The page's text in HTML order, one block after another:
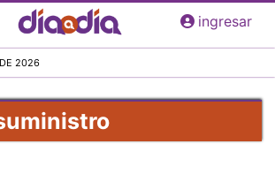
Pasar
al
principal
ingresar
2026